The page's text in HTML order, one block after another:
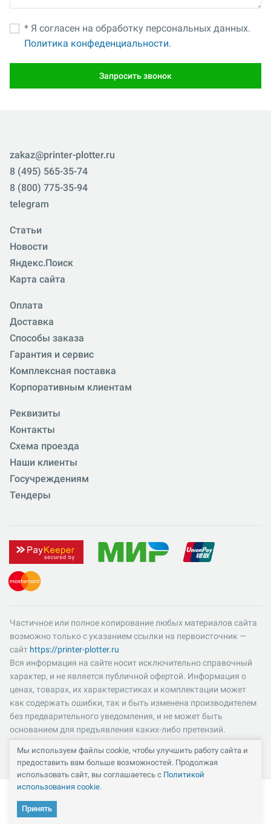
Кабинет
* Я согласен на обработку персональных данных.
Политика конфеденциальности.
Запросить звонок
zakaz@printer-plotter.ru
8 (495) 565-35-74
8 (800) 775-35-94
telegram
Статьи
Новости
Яндекс.Поиск
Карта сайта
Оплата
Доставка
Способы заказа
Гарантия и сервис
Комплексная поставка
Корпоративным клиентам
Реквизиты
Контакты
Схема проезда
Наши клиенты
Госучреждениям
Тендеры
Частичное или полное копирование любых материалов сайта
возможно только с указанием ссылки на первоисточник —
сайт https://printer-plotter.ru
Вся информация на сайте носит исключительно справочный
характер, и не является публичной офертой. Информация о
ценах, товарах, их характеристиках и комплектации может
как содержать ошибки, так и быть изменена производителем
без предварительного уведомления, и не может быть
основанием для предъявления каких-либо претензий.
Пожалуйста, уточняйте существенные для вас характеристики
и компоненты комплектации товаров. Все цены указаны в
российских рублях и включают в себя НДС 22%.
Мы используем файлы cookie, чтобы улучшить работу сайта и
предоставить вам больше возможностей. Продолжая
использовать сайт, вы соглашаетесь с Политикой
использования cookie.
Принять